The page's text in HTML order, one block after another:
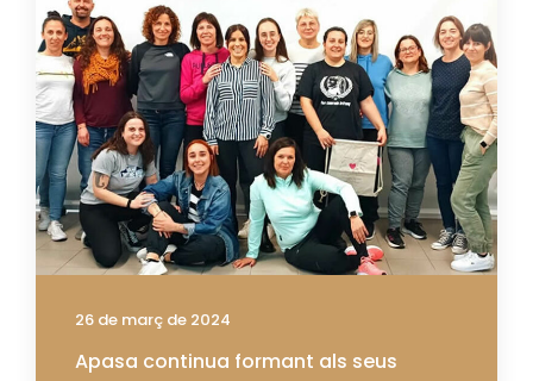
26 de març de 2024
Apasa continua formant als seus